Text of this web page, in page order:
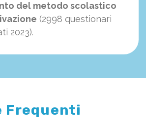
del metodo scolastico
(2998 questionari
2023).
Frequenti